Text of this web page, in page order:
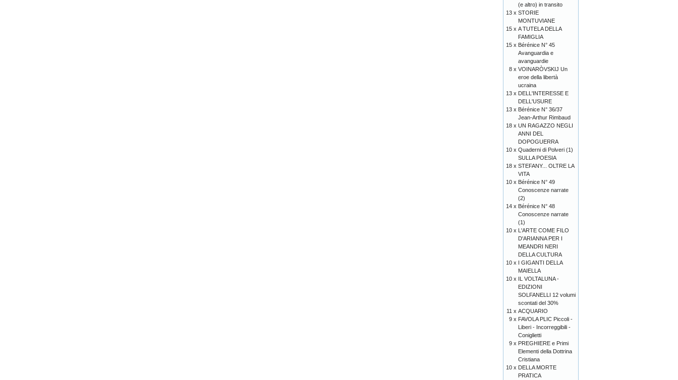
(e altro) in transito
13 x STORIE
MONTUVIANE
15 x A TUTELA DELLA
FAMIGLIA
15 x Bérénice N° 45
Avanguardia e
avanguardie
8 x VOINARÒVSKIJ Un
eroe della libertà
ucraina
13 x DELL'INTERESSE E
DELL'USURE
13 x Bérénice N° 36/37
Jean-Arthur Rimbaud
18 x UN RAGAZZO NEGLI
ANNI DEL
DOPOGUERRA
10 x Quaderni di Polveri (1)
SULLA POESIA
18 x STEFANY... OLTRE LA
VITA
10 x Bérénice N° 49
Conoscenze narrate
(2)
14 x Bérénice N° 48
Conoscenze narrate
(1)
10 x L'ARTE COME FILO
D'ARIANNA PER I
MEANDRI NERI
DELLA CULTURA
10 x I GIGANTI DELLA
MAIELLA
10 x IL VOLTALUNA -
EDIZIONI
SOLFANELLI 12 volumi
scontati del 30%
11 x ACQUARIO
9 x FAVOLA PLIC Piccoli -
Liberi - Incorreggibili -
Coniglietti
9 x PREGHIERE e Primi
Elementi della Dottrina
Cristiana
10 x DELLA MORTE
PRATICA